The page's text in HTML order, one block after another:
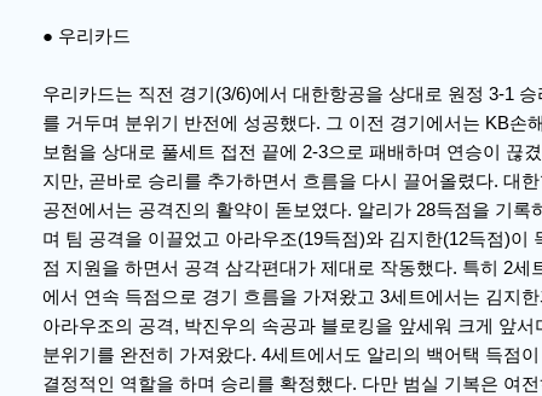
● 우리카드
우리카드는 직전 경기(3/6)에서 대한항공을 상대로 원정 3-1 승
를 거두며 분위기 반전에 성공했다. 그 이전 경기에서는 KB손
보험을 상대로 풀세트 접전 끝에 2-3으로 패배하며 연승이 끊겼
지만, 곧바로 승리를 추가하면서 흐름을 다시 끌어올렸다. 대
공전에서는 공격진의 활약이 돋보였다. 알리가 28득점을 기록
며 팀 공격을 이끌었고 아라우조(19득점)와 김지한(12득점)이
점 지원을 하면서 공격 삼각편대가 제대로 작동했다. 특히 2세
에서 연속 득점으로 경기 흐름을 가져왔고 3세트에서는 김지
아라우조의 공격, 박진우의 속공과 블로킹을 앞세워 크게 앞서
분위기를 완전히 가져왔다. 4세트에서도 알리의 백어택 득점이
결정적인 역할을 하며 승리를 확정했다. 다만 범실 기복은 여